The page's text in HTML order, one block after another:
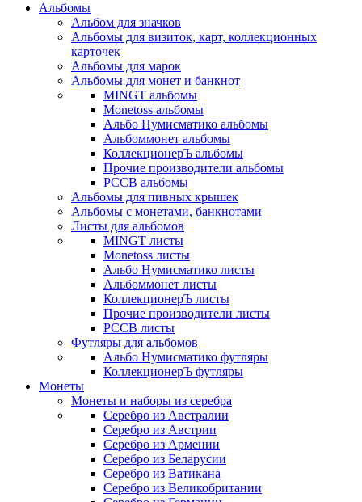
Альбомы
Альбом для значков
Альбомы для визиток, карт, коллекционных
карточек
Альбомы для марок
Альбомы для монет и банкнот
MINGT альбомы
Monetoss альбомы
Альбо Нумисматико альбомы
Альбоммонет альбомы
КоллекционерЪ альбомы
Прочие производители альбомы
РССВ альбомы
Альбомы для пивных крышек
Альбомы с монетами, банкнотами
Листы для альбомов
MINGT листы
Monetoss листы
Альбо Нумисматико листы
Альбоммонет листы
КоллекционерЪ листы
Прочие производители листы
РССВ листы
Футляры для альбомов
Альбо Нумисматико футляры
КоллекционерЪ футляры
Монеты
Монеты и наборы из серебра
Серебро из Австралии
Серебро из Австрии
Серебро из Армении
Серебро из Беларусии
Серебро из Ватикана
Серебро из Великобритании